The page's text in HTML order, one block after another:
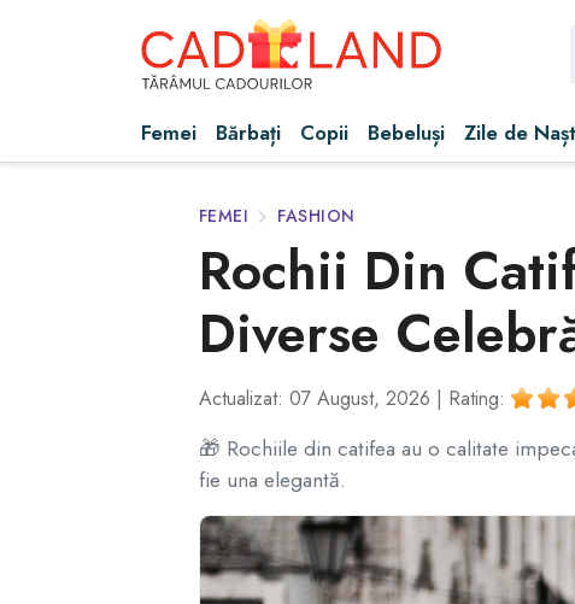
Femei Bărbați Copii Bebeluși Zile de
FEMEI FASHION
Rochii Din
Diverse
Actualizat: 07 August, 2026 | Rating:
🎁 Rochiile din catifea au o calitate
fie una elegantă.